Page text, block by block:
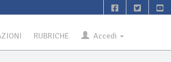
RUBRICHE Accedi